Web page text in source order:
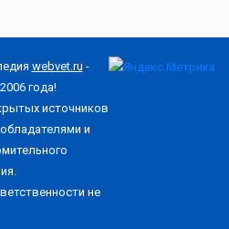
webvet.ru -
года!
источников
и
не